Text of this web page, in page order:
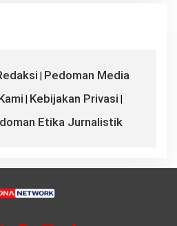
Pedoman Media
Kebijakan Privasi
Etika Jurnalistik